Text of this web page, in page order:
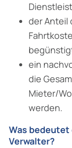
der Anteil
ein
die
Mieter/
werden.
Was bedeutet
Verwalter?